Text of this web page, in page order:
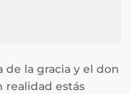
de la gracia y el don
realidad estás